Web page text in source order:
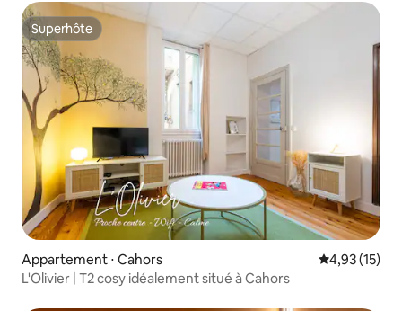
Superhôte
Superhôte
Appartement ⋅ Cahors Évaluation
4,93 (15)
L'Olivier | T2 cosy idéalement situé à Cahors